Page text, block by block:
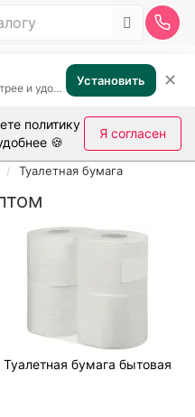
Откройте в приложении — быстрее и удобнее Установить ✕
политику
🍪
Я согласен
Туалетная бумага
Туалетная бумага бытовая